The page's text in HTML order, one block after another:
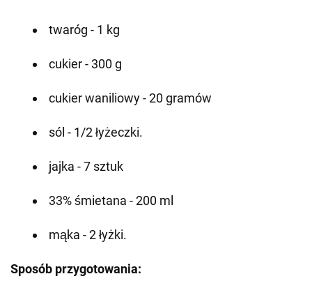
twaróg - 1 kg
cukier - 300 g
cukier waniliowy - 20 gramów
sól - 1/2 łyżeczki.
jajka - 7 sztuk
33% śmietana - 200 ml
mąka - 2 łyżki.
Sposób przygotowania: